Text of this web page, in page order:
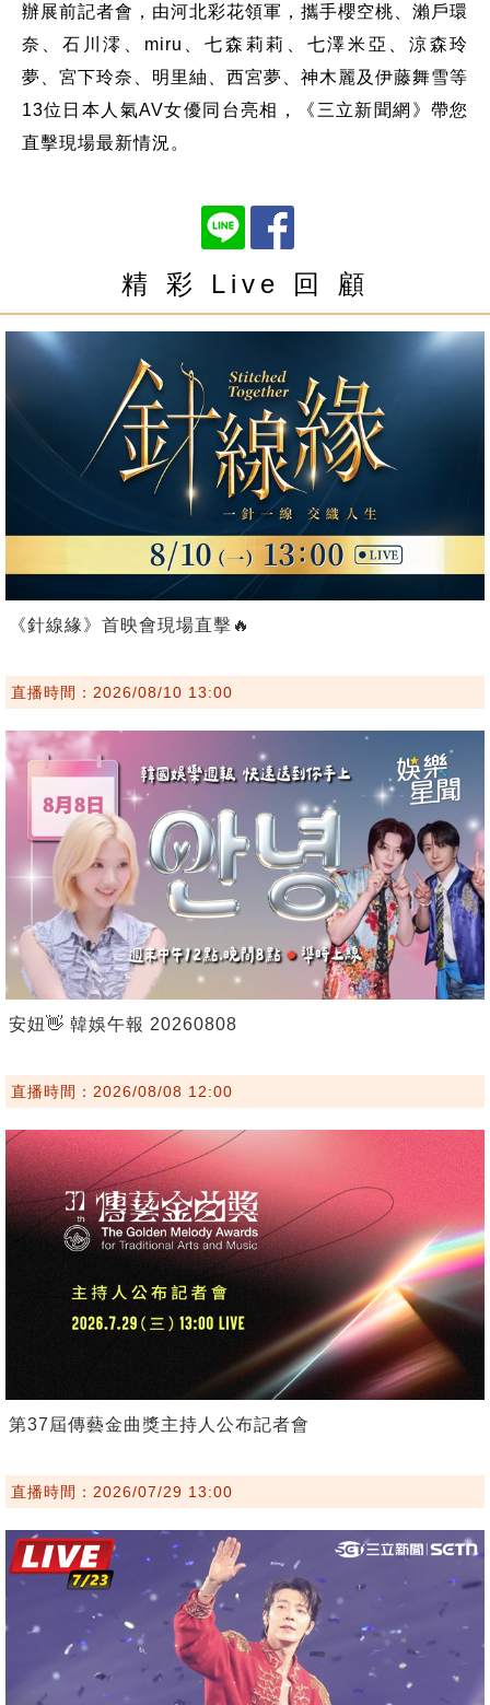
辦展前記者會，由河北彩花領軍，攜手櫻空桃、瀨戶環
奈、石川澪、miru、七森莉莉、七澤米亞、涼森玲
夢、宮下玲奈、明里紬、西宮夢、神木麗及伊藤舞雪等
13位日本人氣AV女優同台亮相，《三立新聞網》帶您
直擊現場最新情況。
精 彩 Live 回 顧
《針線緣》首映會現場直擊🔥
直播時間：2026/08/10 13:00
安妞👋 韓娛午報 20260808
直播時間：2026/08/08 12:00
第37屆傳藝金曲獎主持人公布記者會
直播時間：2026/07/29 13:00